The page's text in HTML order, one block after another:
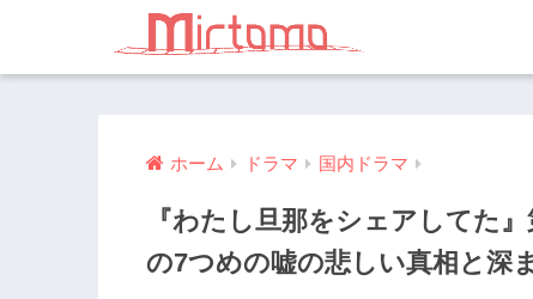
ホーム ドラマ 国内ドラマ
『わたし旦那をシェアしてた
の7つめの嘘の悲しい真相と深